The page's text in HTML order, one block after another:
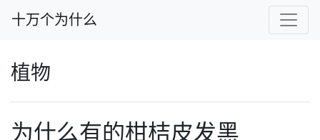
十万个为什么
植物
为什么有的柑桔皮发黑